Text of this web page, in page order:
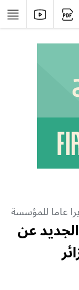
عاما للمؤسسة
عن